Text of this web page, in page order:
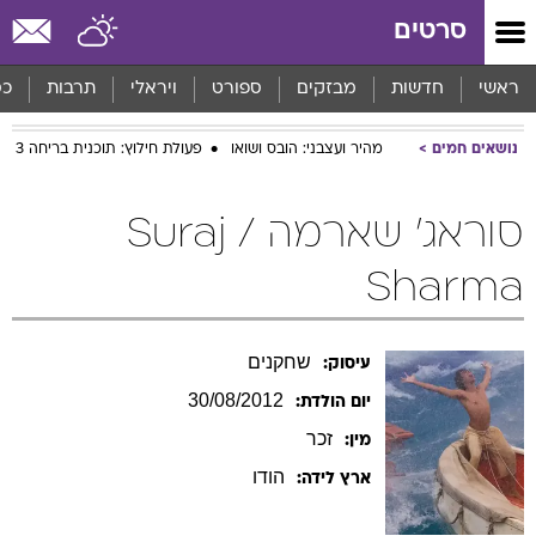
סרטים
ראשי חדשות מבזקים ספורט ויראלי תרבות
נושאים חמים מהיר ועצבני: הובס ושואו פעולת חילוץ: תוכנית בריחה 3
סוראג' שארמה / Suraj
Sharma
עיסוק: שחקנים
יום הולדת: 30/08/2012
מין: זכר
ארץ לידה: הודו